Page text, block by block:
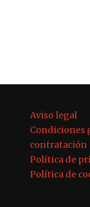
Aviso legal
Condiciones
contratación
Política de
Política de